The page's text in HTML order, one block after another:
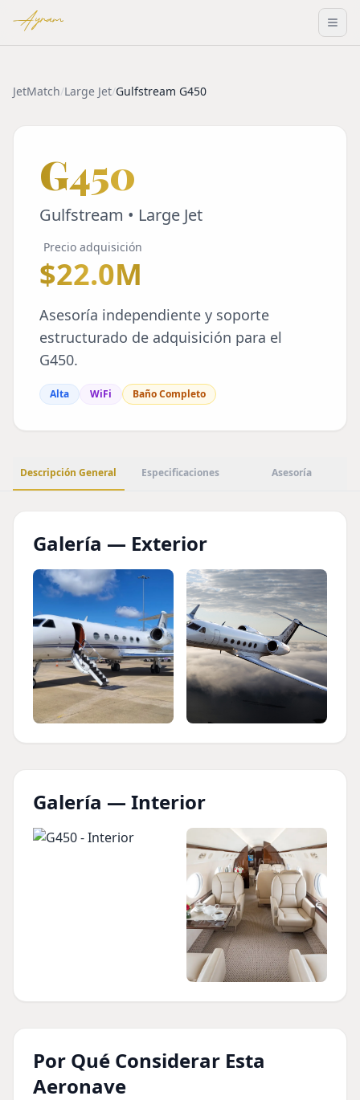
Ayram
JetMatch/Large Jet/Gulfstream G450
G450
Gulfstream • Large Jet
Precio adquisición
$22.0M
Asesoría independiente y soporte
estructurado de adquisición para el
G450.
Alta WiFi Baño Completo
Descripción General Especificaciones Asesoría
Galería — Exterior
Galería — Interior
Por Qué Considerar Esta
Aeronave